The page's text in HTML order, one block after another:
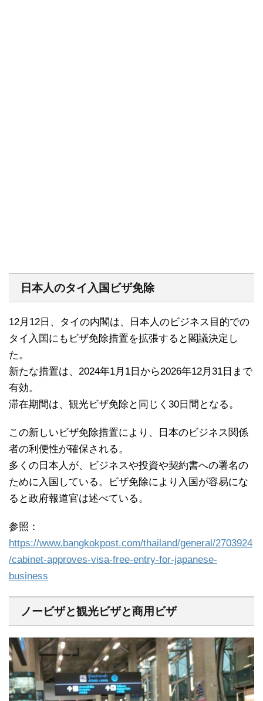
日本人のタイ入国ビザ免除
12月12日、タイの内閣は、日本人のビジネス目的での
タイ入国にもビザ免除措置を拡張すると閣議決定し
た。
新たな措置は、2024年1月1日から2026年12月31日まで
有効。
滞在期間は、観光ビザ免除と同じく30日間となる。
この新しいビザ免除措置により、日本のビジネス関係
者の利便性が確保される。
多くの日本人が、ビジネスや投資や契約書への署名の
ために入国している。ビザ免除により入国が容易にな
ると政府報道官は述べている。
参照：
https://www.bangkokpost.com/thailand/general/2703924
/cabinet-approves-visa-free-entry-for-japanese-
business
ノービザと観光ビザと商用ビザ